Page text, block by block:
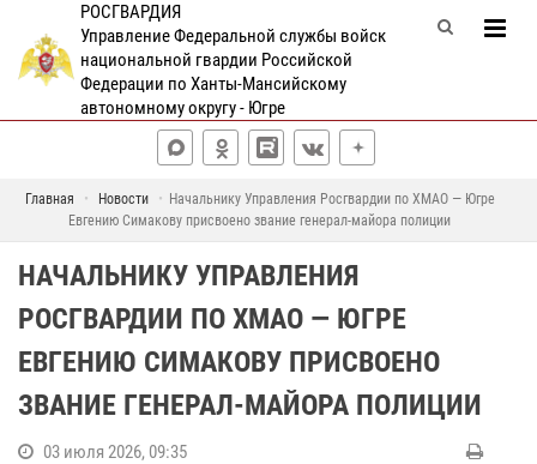
РОСГВАРДИЯ
Управление Федеральной службы войск
национальной гвардии Российской
Федерации по Ханты-Мансийскому
автономному округу - Югре
Главная Новости
Начальнику Управления Росгвардии по ХМАО — Югре
Евгению Симакову присвоено звание генерал-майора полиции
НАЧАЛЬНИКУ УПРАВЛЕНИЯ
РОСГВАРДИИ ПО ХМАО — ЮГРЕ
ЕВГЕНИЮ СИМАКОВУ ПРИСВОЕНО
ЗВАНИЕ ГЕНЕРАЛ-МАЙОРА ПОЛИЦИИ
03 июля 2026, 09:35